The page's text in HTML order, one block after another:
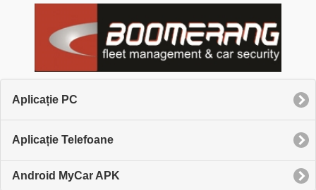
Aplicație PC
Aplicație Telefoane
Android MyCar APK